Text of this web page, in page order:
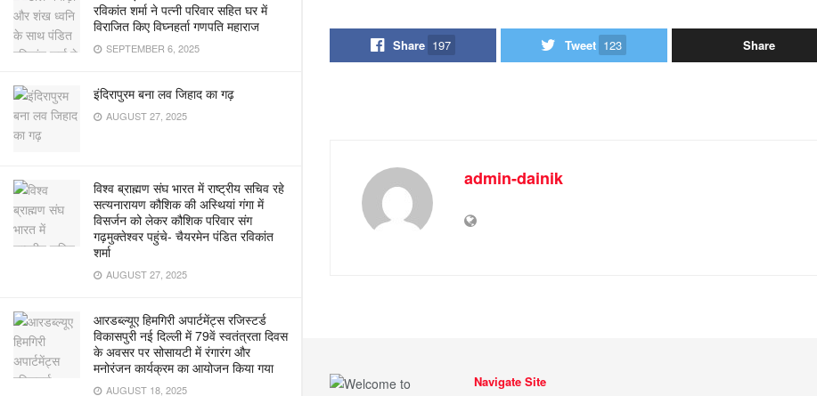
रविकांत शर्मा ने पत्नी परिवार सहित घर में
विराजित किए विघ्नहर्ता गणपति महाराज
SEPTEMBER 6, 2025
इंदिरापुरम बना लव जिहाद का गढ़
AUGUST 27, 2025
विश्व ब्राह्मण संघ भारत में राष्ट्रीय सचिव रहे
सत्यनारायण कौशिक की अस्थियां गंगा में
विसर्जन को लेकर कौशिक परिवार संग
गढ़मुक्तेश्वर पहुंचे- चैयरमेन पंडित रविकांत
शर्मा
AUGUST 27, 2025
आरडब्ल्यूए हिमगिरी अपार्टमेंट्स रजिस्टर्ड
विकासपुरी नई दिल्ली में 79वें स्वतंत्रता दिवस
के अवसर पर सोसायटी में रंगारंग और
मनोरंजन कार्यक्रम का आयोजन किया गया
AUGUST 18, 2025
Share 197 Tweet 123 Share
admin-dainik
Navigate Site